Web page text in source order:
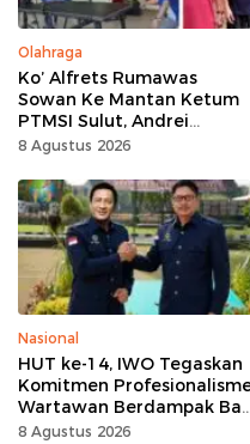
Olahraga
Ko’ Alfrets Rumawas
Sowan Ke Mantan Ketum
PTMSI Sulut, Andrei
Angouw
8 Agustus 2026
Nasional
HUT ke-14, IWO Tegaskan
Komitmen
Wartawan Berdampak
Kebaikan Bangsa
8 Agustus 2026